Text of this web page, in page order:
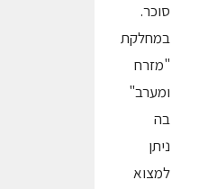
סוכר.
במחלקת
"מזרח
ומערב"
בה
ניתן
למצוא